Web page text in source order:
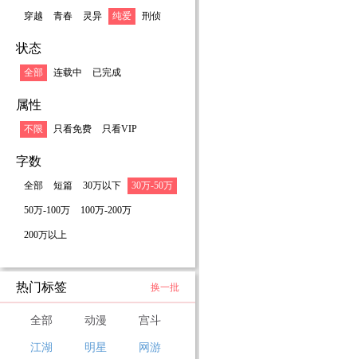
穿越 青春 灵异 纯爱 刑侦
状态
全部 连载中 已完成
属性
不限 只看免费 只看VIP
字数
全部 短篇 30万以下 30万-50万
50万-100万 100万-200万
200万以上
热门标签 换一批
全部 动漫 宫斗
江湖 明星 网游